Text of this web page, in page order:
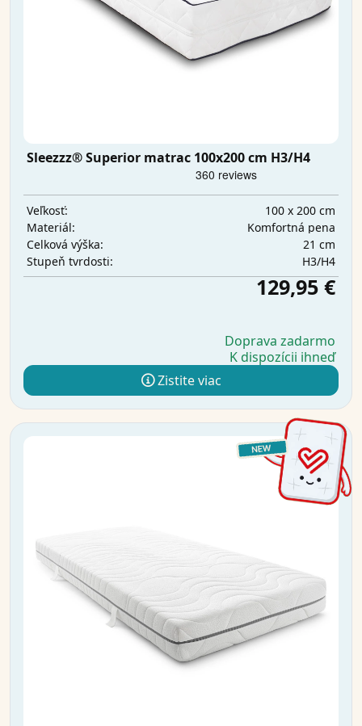
Sleezzz® Superior matrac 100x200 cm H3/H4
Veľkosť:
100 x 200 cm
Materiál:
Komfortná pena
Celková výška:
21 cm
Stupeň tvrdosti:
H3/H4
129,95 €
Doprava zadarmo
K dispozícii ihneď
Zistite viac